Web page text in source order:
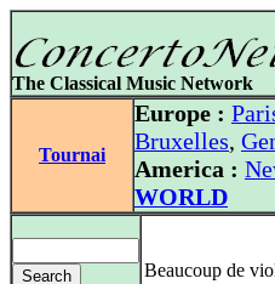
The Classical Music Network
Tournai
Europe :
Bruxelles,
America :
WORLD
Beaucoup de